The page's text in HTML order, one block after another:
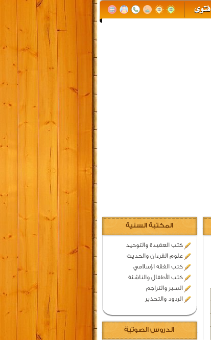
المكتبة السنية
كتب العقيدة والتوحيد
علوم القرءان والحديث
كتب الفقه الإسلامي
كتب الأطفال والناشئة
السير والتراجم
الردود والتحذير
الدروس الصوتية